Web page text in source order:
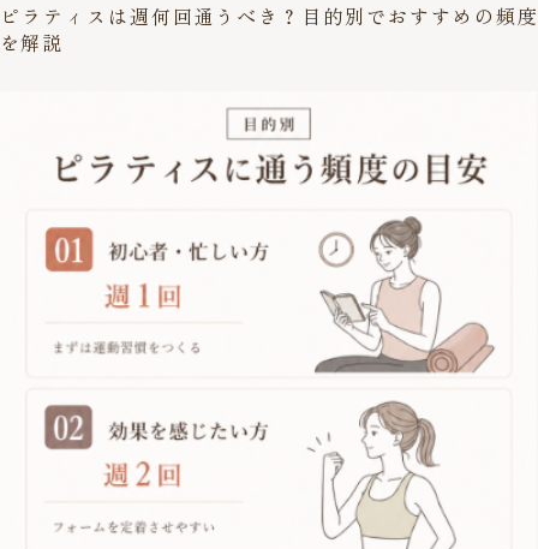
ピラティスは週何回通うべき？目的別でおすすめの頻度
を解説